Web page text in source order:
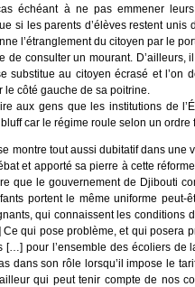
échéant à ne pas emmener
si les parents d’élèves restent
l’étranglement du citoyen par le
consulter un mourant. D’ailleurs,
au citoyen écrasé et l’on
le côté gauche de sa poitrine.
gens que les institutions de
car le régime roule selon un
montre tout aussi dubitatif dans une
et apporté sa pierre à cette
que le gouvernement de Djibouti
portent le même uniforme peut-
qui connaissent les conditions
qui pose problème, et qui posera
pour l’ensemble des écoliers de
dans son rôle lorsqu’il impose le
qui peut tenir compte de nos